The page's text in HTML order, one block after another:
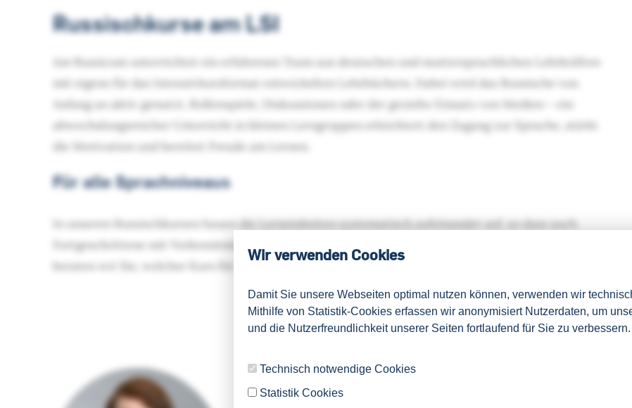
Wir verwenden Cookies
Damit Sie unsere Webseiten optimal nutzen können, verwenden wir
Mithilfe von Statistik-Cookies erfassen wir anonymisiert Nutzerdaten, um
und die Nutzerfreundlichkeit unserer Seiten fortlaufend für Sie zu verbessern.
Technisch notwendige Cookies
Statistik Cookies
Russischkurse am LSI
Am Russicum unterrichtet ein erfahrenes Team aus deutschen und muttersprachlichen Lehrkräften
mit eigens für das Intensivkursformat entwickelten Lehrbüchern. Dabei wird das Russische von
Anfang an aktiv genutzt. Rollenspiele, Diskussionen oder der gezielte Einsatz von Medien – ein
abwechslungsreicher Unterricht in kleinen Lerngruppen erleichtert den Zugang zur Sprache, stärkt
die Motivation und bereitet Freude am Lernen.
Für alle Sprachniveaus
In unseren Russischkursen bauen die Lerneinheiten systematisch aufeinander auf, so dass auch
Fortgeschrittene mit Vorkenntnissen einen passenden Kurs für den Quereinstieg finden. Gerne
beraten wir Sie, welcher Kurs für Sie geeignet ist.
Institutsleiterin LSI-Russicum